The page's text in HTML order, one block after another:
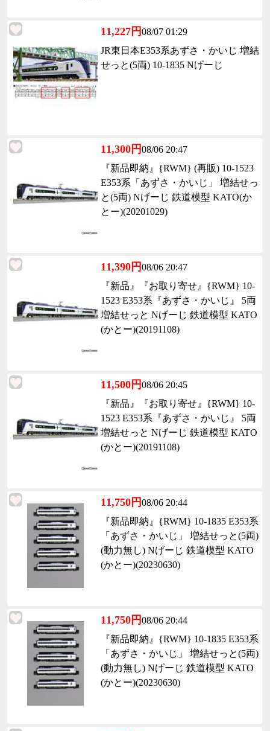
11,227円08/07 01:29
JR東日本E353系あずさ・かいじ 増結
せっと(5両) 10-1835 Nげーじ
11,300円08/06 20:47
『新品即納』{RWM} (再販) 10-1523
E353系「あずさ・かいじ」 増結せっ
と(5両) Nげーじ 鉄道模型 KATO(か
とー)(20201029)
11,390円08/06 20:47
『新品』『お取り寄せ』{RWM} 10-
1523 E353系『あずさ・かいじ』 5両
増結せっと Nげーじ 鉄道模型 KATO
(かとー)(20191108)
11,500円08/06 20:45
『新品』『お取り寄せ』{RWM} 10-
1523 E353系『あずさ・かいじ』 5両
増結せっと Nげーじ 鉄道模型 KATO
(かとー)(20191108)
11,750円08/06 20:44
『新品即納』{RWM} 10-1835 E353系
「あずさ・かいじ」 増結せっと(5両)
(動力無し) Nげーじ 鉄道模型 KATO
(かとー)(20230630)
11,750円08/06 20:44
『新品即納』{RWM} 10-1835 E353系
「あずさ・かいじ」 増結せっと(5両)
(動力無し) Nげーじ 鉄道模型 KATO
(かとー)(20230630)